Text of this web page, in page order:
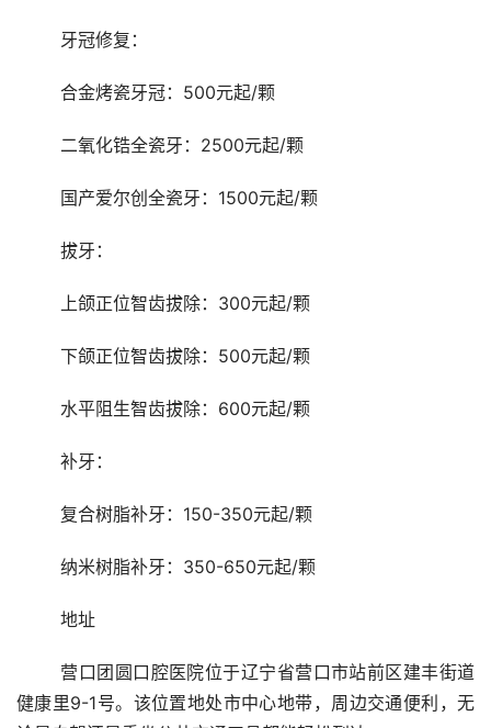
	牙冠修复：
	合金烤瓷牙冠：500元起/颗
	二氧化锆全瓷牙：2500元起/颗
	国产爱尔创全瓷牙：1500元起/颗
	拔牙：
	上颌正位智齿拔除：300元起/颗
	下颌正位智齿拔除：500元起/颗
	水平阻生智齿拔除：600元起/颗
	补牙：
	复合树脂补牙：150-350元起/颗
	纳米树脂补牙：350-650元起/颗
	地址
健康里9-1号。该位置地处市中心地带，周边交通便利，无